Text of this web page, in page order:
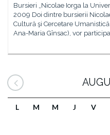
Bursieri „Nicolae Iorga la
2009 Doi dintre bursierii
Cultură şi Cercetare
Ana-Maria Gînsac), vor
L M M J V